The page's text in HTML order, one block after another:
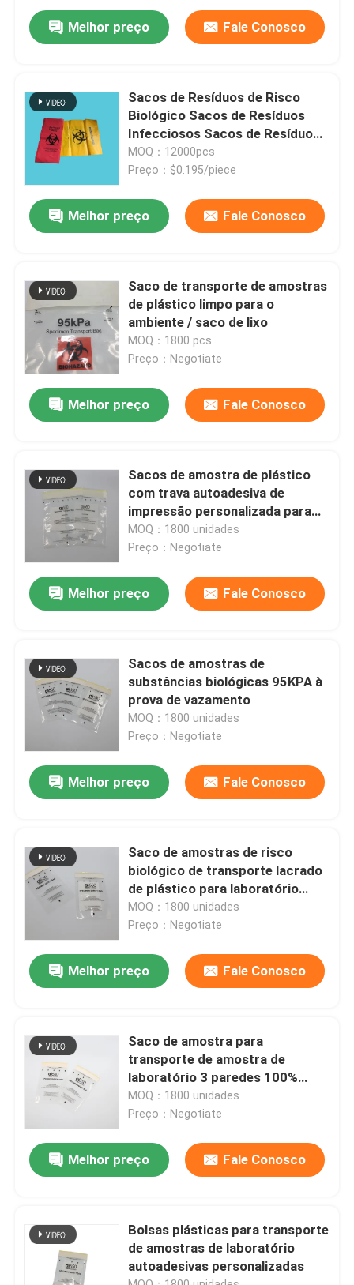
Produtos
Sobre nós
Controle de qualidade
Notícias
Solicite um orçamento
sacos 95Kpa
saco do transporte do espécime 95kPa
Melhor preço Fale Conosco
Sacos de Resíduos de Risco
Biológico Sacos de Resíduos
Infecciosos Sacos de Resíduos
de Resíduos de Resíduos de
Resíduos de Resíduos de
Resíduos Vermelhos
MOQ：12000pcs
Preço：$0.195/piece
Melhor preço Fale Conosco
Saco de transporte de amostras
de plástico limpo para o
ambiente / saco de lixo
MOQ：1800 pcs
Preço：Negotiate
Melhor preço Fale Conosco
Sacos de amostra de plástico
com trava autoadesiva de
impressão personalizada para
laboratório
MOQ：1800 unidades
Preço：Negotiate
Melhor preço Fale Conosco
Sacos de amostras de
substâncias biológicas 95KPA à
prova de vazamento
MOQ：1800 unidades
Preço：Negotiate
Melhor preço Fale Conosco
Saco de amostras de risco
biológico de transporte lacrado
de plástico para laboratório
personalizado transparente
MOQ：1800 unidades
Preço：Negotiate
Melhor preço Fale Conosco
Saco de amostra para
transporte de amostra de
laboratório 3 paredes 100%
LDPE
MOQ：1800 unidades
Preço：Negotiate
Melhor preço Fale Conosco
Bolsas plásticas para transporte
de amostras de laboratório
autoadesivas personalizadas